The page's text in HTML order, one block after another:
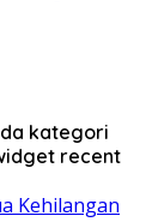
kategori
recent